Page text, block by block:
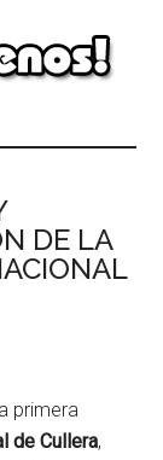
DE LA
primera
de Cullera,